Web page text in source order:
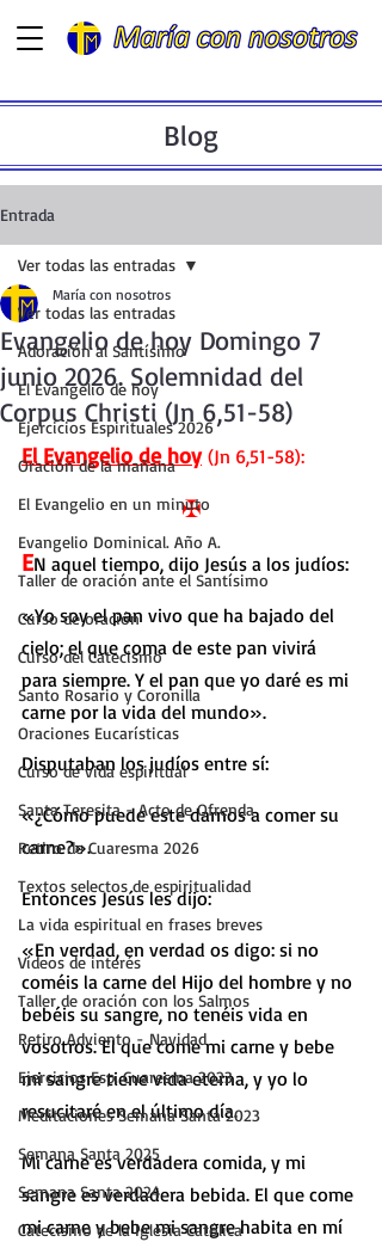
Blog
Entrada
Ver todas las entradas
Adoración al Santísimo
El Evangelio de hoy
Ejercicios Espirituales 2026
Oración de la mañana
El Evangelio en un minuto
Evangelio Dominical. Año A.
Taller de oración ante el Santísimo
Curso de oración
Curso del Catecismo
Santo Rosario y Coronilla
Oraciones Eucarísticas
Curso de vida espiritual
Santa Teresita - Acto de Ofrenda
Retiro de Cuaresma 2026
Textos selectos de espiritualidad
La vida espiritual en frases breves
Vídeos de interés
Taller de oración con los Salmos
Retiro Adviento - Navidad
Ejercicios Esp. Cuaresma 2023
Meditaciones Semana Santa 2023
Semana Santa 2025
Semana Santa 2024
Catecismo de la Iglesia Católica
Ver todas las entradas
Evangelio de hoy Domingo 7
junio 2026. Solemnidad del
Corpus Christi (Jn 6,51-58)
María con nosotros
El Evangelio de hoy (Jn 6,51-58):
✠
EN aquel tiempo, dijo Jesús a los judíos:
«Yo soy el pan vivo que ha bajado del
cielo; el que coma de este pan vivirá
para siempre. Y el pan que yo daré es mi
carne por la vida del mundo».
Disputaban los judíos entre sí:
«¿Cómo puede este darnos a comer su
carne?».
Entonces Jesús les dijo:
«En verdad, en verdad os digo: si no
coméis la carne del Hijo del hombre y no
bebéis su sangre, no tenéis vida en
vosotros. El que come mi carne y bebe
mi sangre tiene vida eterna, y yo lo
resucitaré en el último día.
Mi carne es verdadera comida, y mi
sangre es verdadera bebida. El que come
mi carne y bebe mi sangre habita en mí